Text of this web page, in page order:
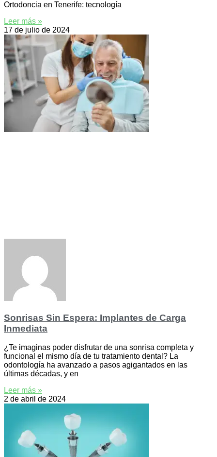
Ortodoncia en Tenerife: tecnología
Leer más »
17 de julio de 2024
Sonrisas Sin Espera: Implantes de Carga
Inmediata
¿Te imaginas poder disfrutar de una sonrisa completa y
funcional el mismo día de tu tratamiento dental? La
odontología ha avanzado a pasos agigantados en las
últimas décadas, y en
Leer más »
2 de abril de 2024